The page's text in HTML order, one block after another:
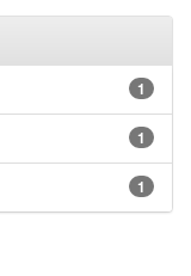
1
1
1